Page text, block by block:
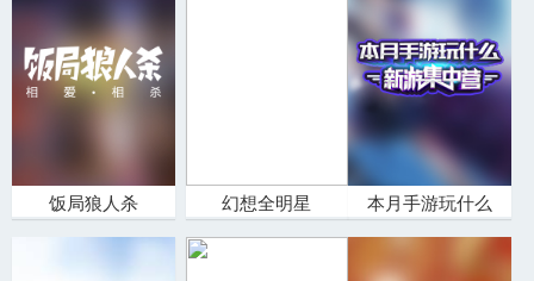
饭局狼人杀 幻想全明星 本月手游玩什么